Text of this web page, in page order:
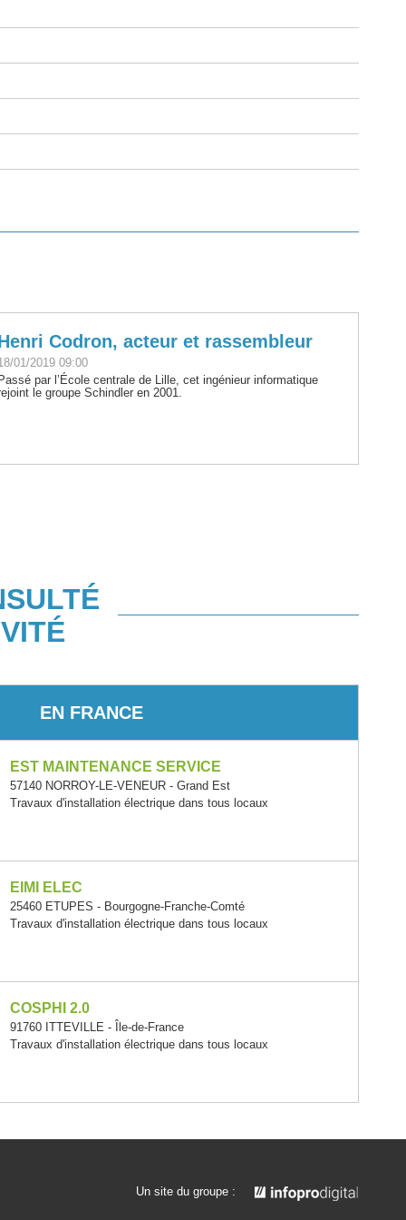
Codron, acteur et rassembleur
01/2019 09:00
par l’École centrale de Lille, cet ingénieur informatique
le groupe Schindler en 2001.
EN FRANCE
EST MAINTENANCE SERVICE
57140 NORROY-LE-VENEUR - Grand Est
Travaux d'installation électrique dans tous locaux
EIMI ELEC
25460 ETUPES - Bourgogne-Franche-Comté
Travaux d'installation électrique dans tous locaux
COSPHI 2.0
91760 ITTEVILLE - Île-de-France
Travaux d'installation électrique dans tous locaux
Un site du groupe :